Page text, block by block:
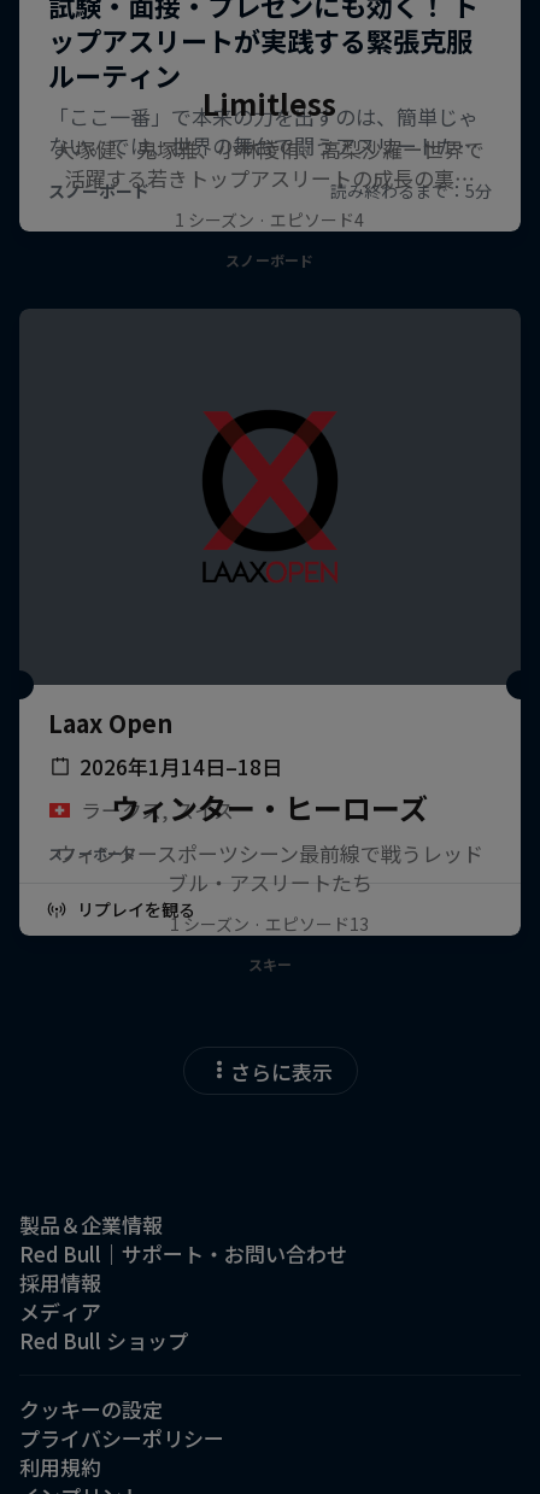
Limitless
大塚健、鬼塚雅、小林陵侑、高梨沙羅ー世界で
活躍する若きトップアスリートの成長の裏…
1 シーズン · エピソード4
スノーボード
Laax Open
2026年1月14日–18日
ラークス, スイス
スノーボード
リプレイを観る
ウィンター・ヒーローズ
ウィンタースポーツシーン最前線で戦うレッド
ブル・アスリートたち
1 シーズン · エピソード13
スキー
さらに表示